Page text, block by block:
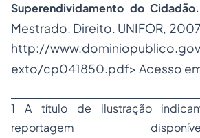
Superendividamento do Cidadão.
Mestrado. Direito. UNIFOR,
http://
exto/cp041850.pdf> Acesso
1 A título de ilustração
reportagem